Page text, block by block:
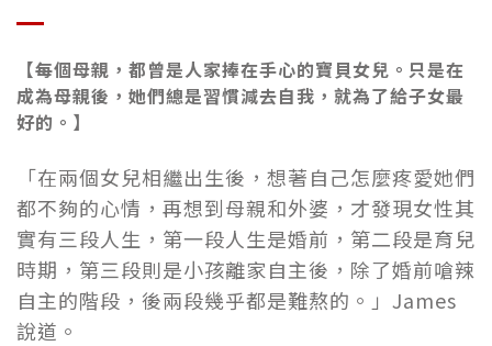
【每個母親，都曾是人家捧在手心的寶貝女兒。只是在
成為母親後，她們總是習慣減去自我，就為了給子女最
好的。】
「在兩個女兒相繼出生後，想著自己怎麼疼愛她們
都不夠的心情，再想到母親和外婆，才發現女性其
實有三段人生，第一段人生是婚前，第二段是育兒
時期，第三段則是小孩離家自主後，除了婚前嗆辣
自主的階段，後兩段幾乎都是難熬的。」James
說道。